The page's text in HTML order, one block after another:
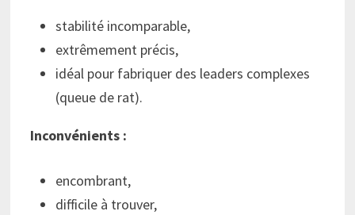
stabilité incomparable,
extrêmement précis,
idéal pour fabriquer des leaders complexes
(queue de rat).
Inconvénients :
encombrant,
difficile à trouver,